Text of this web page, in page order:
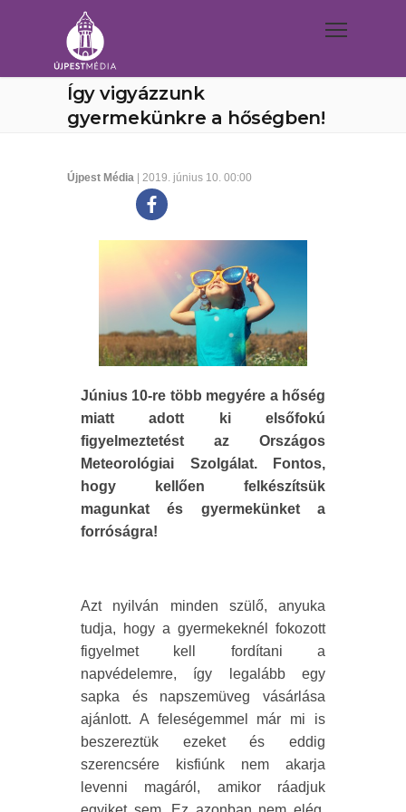
Így vigyázzunk
gyermekünkre a hőségben!
Újpest Média | 2019. június 10. 00:00
Június 10-re több megyére a hőség
miatt adott ki elsőfokú
figyelmeztetést az Országos
Meteorológiai Szolgálat. Fontos,
hogy kellően felkészítsük
magunkat és gyermekünket a
forróságra!
Azt nyilván minden szülő, anyuka
tudja, hogy a gyermekeknél fokozott
figyelmet kell fordítani a
napvédelemre, így legalább egy
sapka és napszemüveg vásárlása
ajánlott. A feleségemmel már mi is
beszereztük ezeket és eddig
szerencsére kisfiúnk nem akarja
levenni magáról, amikor ráadjuk